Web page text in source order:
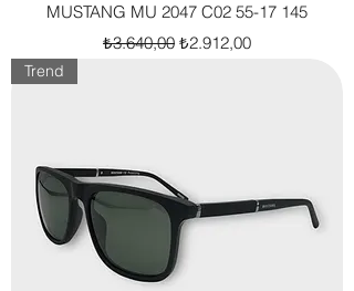
MUSTANG MU 2047 C02 55-17 145
Normal Fiyat
₺3.640,00 İndirimli Fiyat
₺2.912,00
Trend